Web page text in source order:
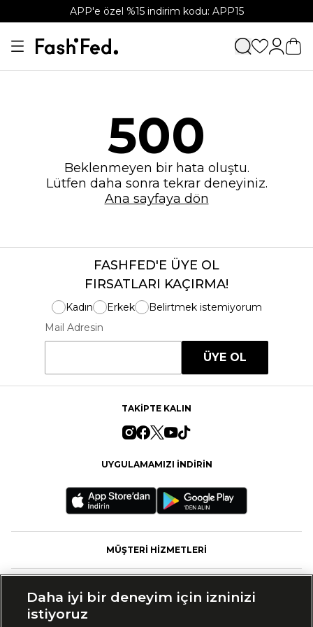
APP'e özel %15 indirim kodu: APP15
500
Beklenmeyen bir hata oluştu.
Lütfen daha sonra tekrar deneyiniz.
Ana sayfaya dön
FASHFED'E ÜYE OL
FIRSATLARI KAÇIRMA!
Kadın Erkek
Belirtmek istemiyorum
Mail Adresin
ÜYE OL
TAKİPTE KALIN
UYGULAMAMIZI İNDİRİN
MÜŞTERİ HİZMETLERİ
Daha iyi bir deneyim için izninizi
istiyoruz